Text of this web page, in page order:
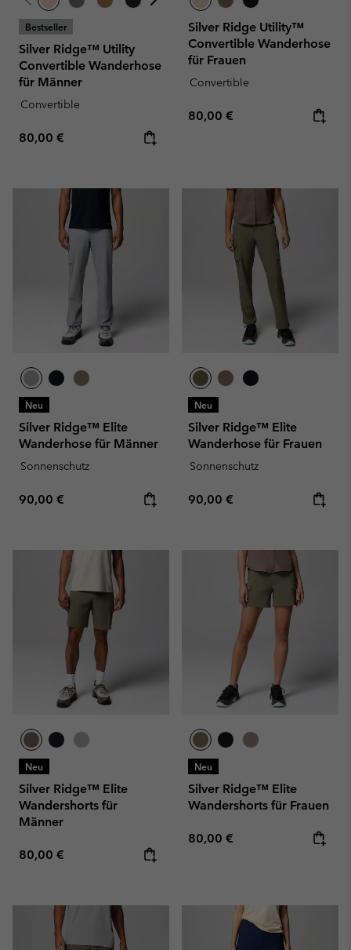
Bestseller
Silver Ridge™ Utility
Convertible Wanderhose
für Männer
Convertible
Regular price:
80,00 €
Silver Ridge Utility™
Convertible Wanderhose
für Frauen
Convertible
Regular price:
80,00 €
Neu
Silver Ridge™ Elite
Wanderhose für Männer
Sonnenschutz
Regular price:
90,00 €
Neu
Silver Ridge™ Elite
Wanderhose für Frauen
Sonnenschutz
Regular price:
90,00 €
Neu
Silver Ridge™ Elite
Wandershorts für
Männer
Regular price:
80,00 €
Neu
Silver Ridge™ Elite
Wandershorts für Frauen
Regular price:
80,00 €